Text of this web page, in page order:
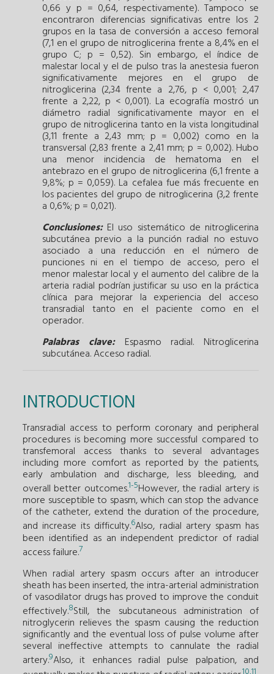
0,66 y p = 0,64, respectivamente). Tampoco se
encontraron diferencias significativas entre los 2
grupos en la tasa de conversión a acceso femoral
(7,1 en el grupo de nitroglicerina frente a 8,4% en el
grupo C; p = 0,52). Sin embargo, el índice de
malestar local y el de pulso tras la anestesia fueron
significativamente mejores en el grupo de
nitroglicerina (2,34 frente a 2,76, p < 0,001; 2,47
frente a 2,22, p < 0,001). La ecografía mostró un
diámetro radial significativamente mayor en el
grupo de nitroglicerina tanto en la vista longitudinal
(3,11 frente a 2,43 mm; p = 0,002) como en la
transversal (2,83 frente a 2,41 mm; p = 0,002). Hubo
una menor incidencia de hematoma en el
antebrazo en el grupo de nitroglicerina (6,1 frente a
9,8%; p = 0,059). La cefalea fue más frecuente en
los pacientes del grupo de nitroglicerina (3,2 frente
a 0,6%; p = 0,021).
Conclusiones:El uso sistemático de nitroglicerina
subcutánea previo a la punción radial no estuvo
asociado a una reducción en el número de
punciones ni en el tiempo de acceso, pero el
menor malestar local y el aumento del calibre de la
arteria radial podrían justificar su uso en la práctica
clínica para mejorar la experiencia del acceso
transradial tanto en el paciente como en el
operador.
Palabras clave:
Espasmo radial. Nitroglicerina
subcutánea.Acceso radial.
INTRODUCTION
Transradial access to perform coronary and peripheral
procedures is becoming more successful compared to
transfemoral access thanks to several advantages
including more comfort as reported by the patients,
early ambulation and discharge, less bleeding, and
overall better outcomes.1-5However, the radial artery is
more susceptible to spasm, which can stop the advance
of the catheter, extend the duration of the procedure,
and increase its difficulty.6Also, radial artery spasm has
been identified as an independent predictor of radial
access failure.7
When radial artery spasm occurs after an introducer
sheath has been inserted, the intra-arterial administration
of vasodilator drugs has proved to improve the conduit
effectively.8Still, the subcutaneous administration of
nitroglycerin relieves the spasm causing the reduction
significantly and the eventual loss of pulse volume after
several ineffective attempts to cannulate the radial
artery.9Also, it enhances radial pulse palpation, and